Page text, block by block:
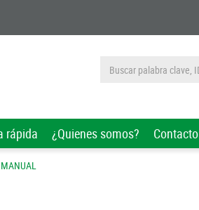
rápida ¿Quienes somos? Contacto